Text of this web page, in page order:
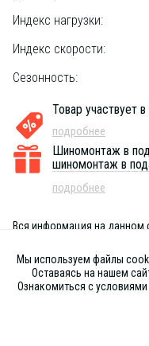
Индекс нагрузки:
Индекс скорости:
Сезонность:
Товар участвует
подробнее
Шиномонтаж в
шиномонтаж в
подробнее
Вся информация на данном
публичной офертой,
РФ
Мы используем файлы
Оставаясь на нашем
Ознакомиться с